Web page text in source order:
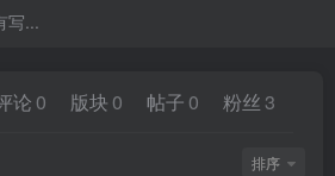
写...
论 0 版块 0 帖子 0 粉丝 3
排序